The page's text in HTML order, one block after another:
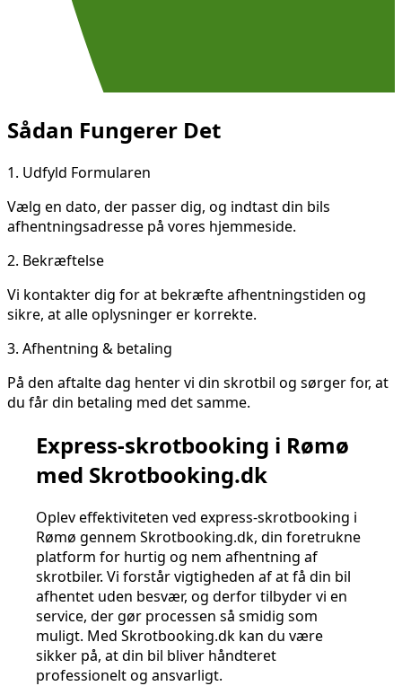
Sådan Fungerer Det
1. Udfyld Formularen
Vælg en dato, der passer dig, og indtast din bils
afhentningsadresse på vores hjemmeside.
2. Bekræftelse
Vi kontakter dig for at bekræfte afhentningstiden og
sikre, at alle oplysninger er korrekte.
3. Afhentning & betaling
På den aftalte dag henter vi din skrotbil og sørger for, at
du får din betaling med det samme.
Express-skrotbooking i Rømø
med Skrotbooking.dk
Oplev effektiviteten ved express-skrotbooking i
Rømø gennem Skrotbooking.dk, din foretrukne
platform for hurtig og nem afhentning af
skrotbiler. Vi forstår vigtigheden af at få din bil
afhentet uden besvær, og derfor tilbyder vi en
service, der gør processen så smidig som
muligt. Med Skrotbooking.dk kan du være
sikker på, at din bil bliver håndteret
professionelt og ansvarligt.